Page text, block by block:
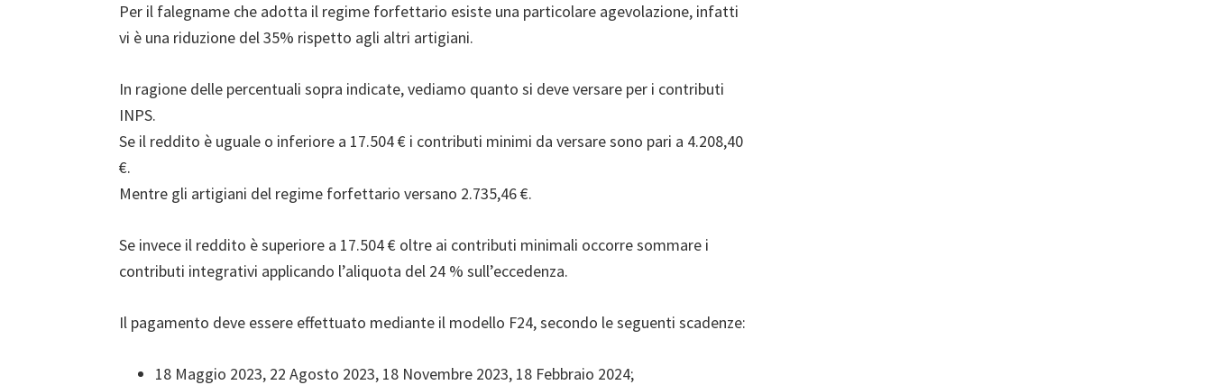
Per il falegname che adotta il regime forfettario esiste una particolare agevolazione, infatti
vi è una riduzione del 35% rispetto agli altri artigiani.
In ragione delle percentuali sopra indicate, vediamo quanto si deve versare per i contributi
INPS.
Se il reddito è uguale o inferiore a 17.504 € i contributi minimi da versare sono pari a 4.208,40
€.
Mentre gli artigiani del regime forfettario versano 2.735,46 €.
Se invece il reddito è superiore a 17.504 € oltre ai contributi minimali occorre sommare i
contributi integrativi applicando l’aliquota del 24 % sull’eccedenza.
Il pagamento deve essere effettuato mediante il modello F24, secondo le seguenti scadenze:
18 Maggio 2023, 22 Agosto 2023, 18 Novembre 2023, 18 Febbraio 2024;